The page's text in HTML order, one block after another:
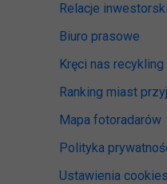
Relacje
Biuro prasowe
Kręci nas recykling
Ranking miast
Mapa fotoradarów
Polityka
Ustawienia cookies